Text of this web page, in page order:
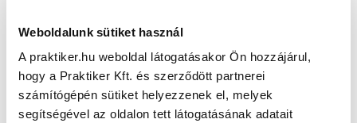
Weboldalunk sütiket használ
A praktiker.hu weboldal látogatásakor Ön hozzájárul,
hogy a Praktiker Kft. és szerződött partnerei
számítógépén sütiket helyezzenek el, melyek
segítségével az oldalon tett látogatásának adatait
Oldal újratöltése